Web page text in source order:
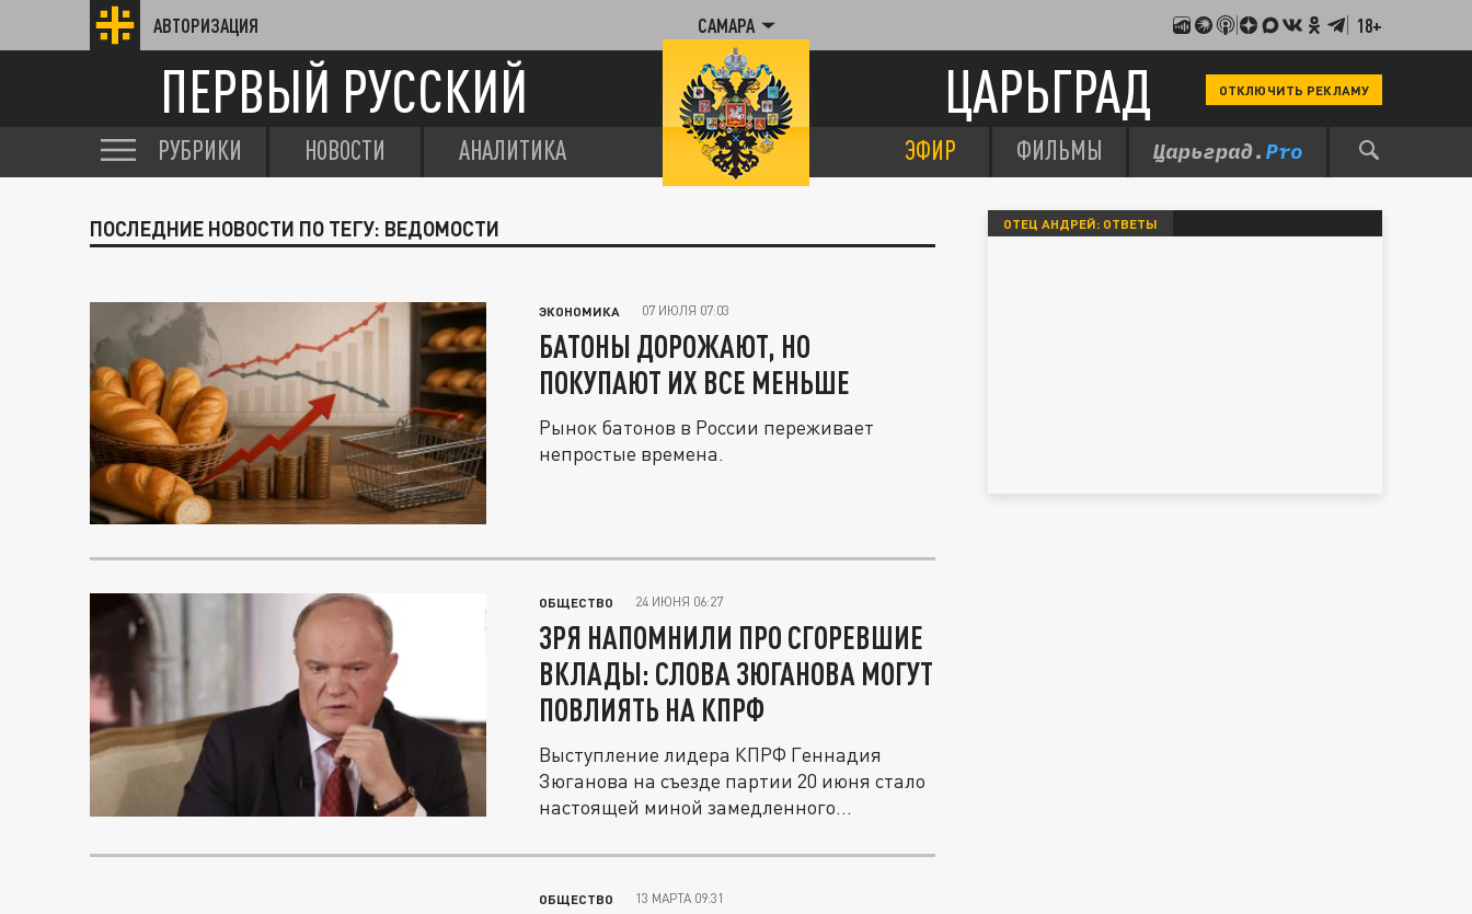
АВТОРИЗАЦИЯ САМАРА 18+
ПЕРВЫЙ РУССКИЙ ЦАРЬГРАД ОТКЛЮЧИТЬ РЕКЛАМУ
РУБРИКИ НОВОСТИ АНАЛИТИКА ЭФИР ФИЛЬМЫ
ПОСЛЕДНИЕ НОВОСТИ ПО ТЕГУ: ВЕДОМОСТИ
ЭКОНОМИКА 07 ИЮЛЯ 07:03
БАТОНЫ ДОРОЖАЮТ, НО
ПОКУПАЮТ ИХ ВСЕ МЕНЬШЕ
Рынок батонов в России переживает
непростые времена.
ОБЩЕСТВО 24 ИЮНЯ 06:27
ЗРЯ НАПОМНИЛИ ПРО СГОРЕВШИЕ
ВКЛАДЫ: СЛОВА ЗЮГАНОВА МОГУТ
ПОВЛИЯТЬ НА КПРФ
Выступление лидера КПРФ Геннадия
Зюганова на съезде партии 20 июня стало
настоящей миной замедленного...
ОБЩЕСТВО 13 МАРТА 09:31
ОТЕЦ АНДРЕЙ: ОТВЕТЫ